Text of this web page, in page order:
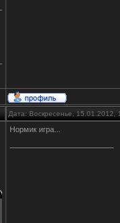
Дата: Воскресенье,
Нормик игра...